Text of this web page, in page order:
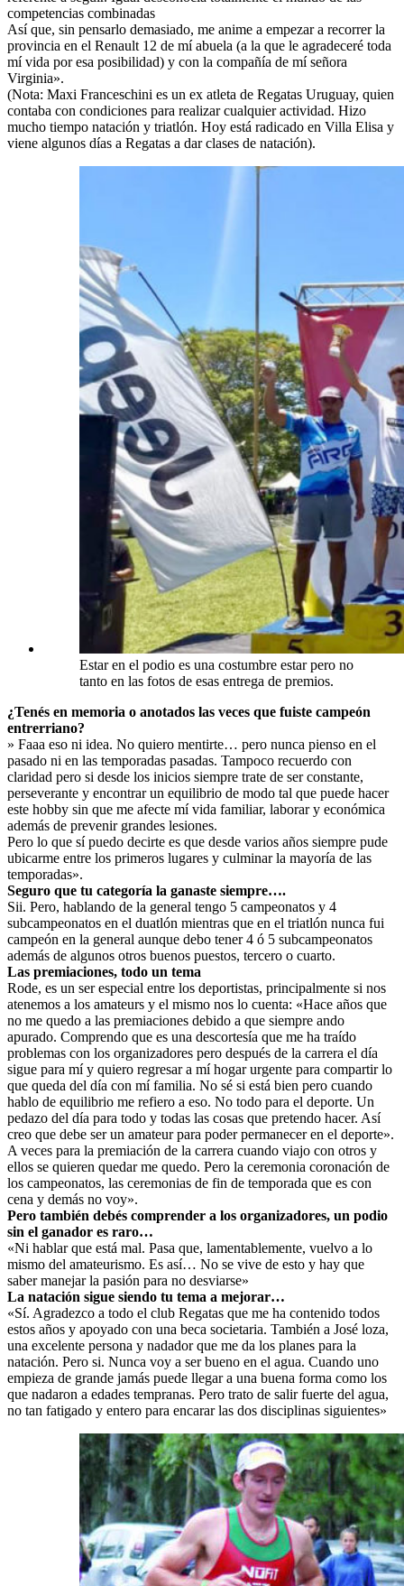
competencias combinadas
Así que, sin pensarlo demasiado, me anime a empezar a recorrer la
provincia en el Renault 12 de mí abuela (a la que le agradeceré toda
mí vida por esa posibilidad) y con la compañía de mí señora
Virginia».
(Nota: Maxi Franceschini es un ex atleta de Regatas Uruguay, quien
contaba con condiciones para realizar cualquier actividad. Hizo
mucho tiempo natación y triatlón. Hoy está radicado en Villa Elisa y
viene algunos días a Regatas a dar clases de natación).
Estar en el podio es una costumbre estar pero no
tanto en las fotos de esas entrega de premios.
¿Tenés en memoria o anotados las veces que fuiste campeón
entrerriano?
» Faaa eso ni idea. No quiero mentirte… pero nunca pienso en el
pasado ni en las temporadas pasadas. Tampoco recuerdo con
claridad pero si desde los inicios siempre trate de ser constante,
perseverante y encontrar un equilibrio de modo tal que puede hacer
este hobby sin que me afecte mí vida familiar, laborar y económica
además de prevenir grandes lesiones.
Pero lo que sí puedo decirte es que desde varios años siempre pude
ubicarme entre los primeros lugares y culminar la mayoría de las
temporadas».
Seguro que tu categoría la ganaste siempre….
Sii. Pero, hablando de la general tengo 5 campeonatos y 4
subcampeonatos en el duatlón mientras que en el triatlón nunca fui
campeón en la general aunque debo tener 4 ó 5 subcampeonatos
además de algunos otros buenos puestos, tercero o cuarto.
Las premiaciones, todo un tema
Rode, es un ser especial entre los deportistas, principalmente si nos
atenemos a los amateurs y el mismo nos lo cuenta: «Hace años que
no me quedo a las premiaciones debido a que siempre ando
apurado. Comprendo que es una descortesía que me ha traído
problemas con los organizadores pero después de la carrera el día
sigue para mí y quiero regresar a mí hogar urgente para compartir lo
que queda del día con mí familia. No sé si está bien pero cuando
hablo de equilibrio me refiero a eso. No todo para el deporte. Un
pedazo del día para todo y todas las cosas que pretendo hacer. Así
creo que debe ser un amateur para poder permanecer en el deporte».
A veces para la premiación de la carrera cuando viajo con otros y
ellos se quieren quedar me quedo. Pero la ceremonia coronación de
los campeonatos, las ceremonias de fin de temporada que es con
cena y demás no voy».
Pero también debés comprender a los organizadores, un podio
sin el ganador es raro…
«Ni hablar que está mal. Pasa que, lamentablemente, vuelvo a lo
mismo del amateurismo. Es así… No se vive de esto y hay que
saber manejar la pasión para no desviarse»
La natación sigue siendo tu tema a mejorar…
«Sí. Agradezco a todo el club Regatas que me ha contenido todos
estos años y apoyado con una beca societaria. También a José loza,
una excelente persona y nadador que me da los planes para la
natación. Pero si. Nunca voy a ser bueno en el agua. Cuando uno
empieza de grande jamás puede llegar a una buena forma como los
que nadaron a edades tempranas. Pero trato de salir fuerte del agua,
no tan fatigado y entero para encarar las dos disciplinas siguientes»